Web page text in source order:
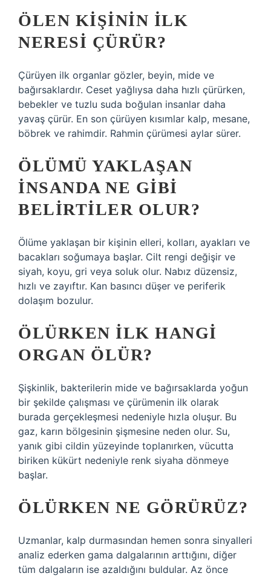
ÖLEN KIŞININ ILK
NERESI ÇÜRÜR?
Çürüyen ilk organlar gözler, beyin, mide ve
bağırsaklardır. Ceset yağlıysa daha hızlı çürürken,
bebekler ve tuzlu suda boğulan insanlar daha
yavaş çürür. En son çürüyen kısımlar kalp, mesane,
böbrek ve rahimdir. Rahmin çürümesi aylar sürer.
ÖLÜMÜ YAKLAŞAN
INSANDA NE GIBI
BELIRTILER OLUR?
Ölüme yaklaşan bir kişinin elleri, kolları, ayakları ve
bacakları soğumaya başlar. Cilt rengi değişir ve
siyah, koyu, gri veya soluk olur. Nabız düzensiz,
hızlı ve zayıftır. Kan basıncı düşer ve periferik
dolaşım bozulur.
ÖLÜRKEN ILK HANGI
ORGAN ÖLÜR?
Şişkinlik, bakterilerin mide ve bağırsaklarda yoğun
bir şekilde çalışması ve çürümenin ilk olarak
burada gerçekleşmesi nedeniyle hızla oluşur. Bu
gaz, karın bölgesinin şişmesine neden olur. Su,
yanık gibi cildin yüzeyinde toplanırken, vücutta
biriken kükürt nedeniyle renk siyaha dönmeye
başlar.
ÖLÜRKEN NE GÖRÜRÜZ?
Uzmanlar, kalp durmasından hemen sonra sinyalleri
analiz ederken gama dalgalarının arttığını, diğer
tüm dalgaların ise azaldığını buldular. Az önce